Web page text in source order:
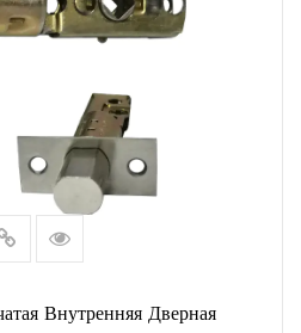
Внутренняя Дверная